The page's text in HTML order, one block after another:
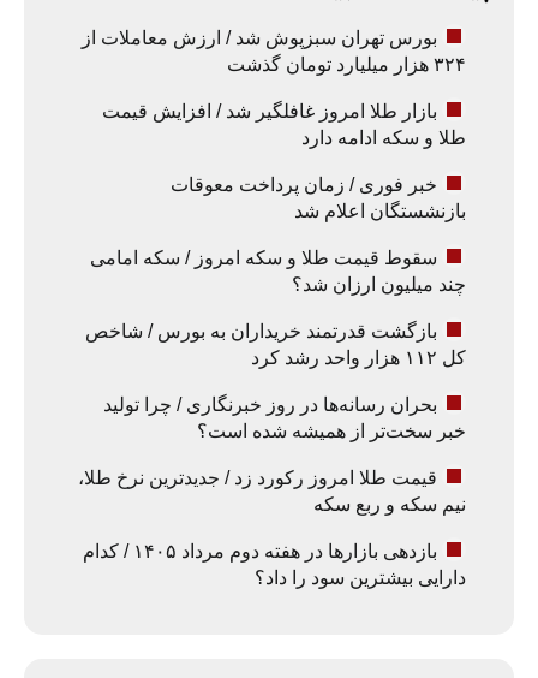
بورس تهران سبزپوش شد / ارزش معاملات از
۳۲۴ هزار میلیارد تومان گذشت
بازار طلا امروز غافلگیر شد / افزایش قیمت
طلا و سکه ادامه دارد
خبر فوری / زمان پرداخت معوقات
بازنشستگان اعلام شد
سقوط قیمت طلا و سکه امروز / سکه امامی
چند میلیون ارزان شد؟
بازگشت قدرتمند خریداران به بورس / شاخص
کل ۱۱۲ هزار واحد رشد کرد
بحران رسانه‌ها در روز خبرنگاری / چرا تولید
خبر سخت‌تر از همیشه شده است؟
قیمت طلا امروز رکورد زد / جدیدترین نرخ طلا،
نیم سکه و ربع سکه
بازدهی بازارها در هفته دوم مرداد ۱۴۰۵ / کدام
دارایی بیشترین سود را داد؟